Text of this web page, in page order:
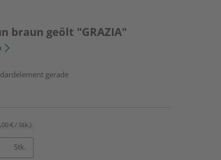
braun geölt "GRAZIA"
gerade
€ / Stk.)
Stk.